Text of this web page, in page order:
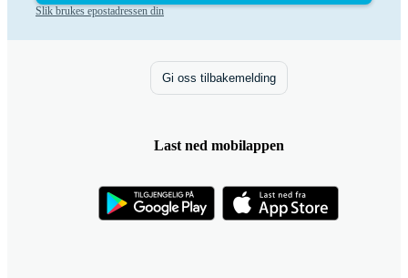
Slik brukes epostadressen din
Gi oss tilbakemelding
Last ned mobilappen